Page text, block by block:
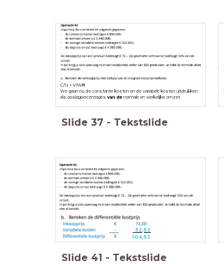
C/N + V/W!!!!!
We gaan nu de constante kosten en de variabele kosten uitdrukken
als opslagpercentagesvan de normale en werkelijke omzet
Slide 37 - Tekstslide
32,52
104,52
Slide 41 - Tekstslide